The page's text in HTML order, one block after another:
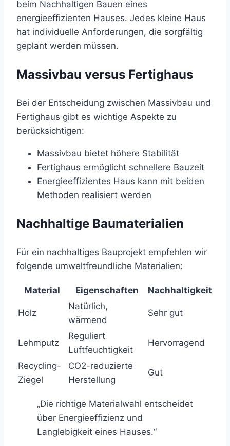
beim Nachhaltigen Bauen eines
energieeffizienten Hauses. Jedes kleine Haus
hat individuelle Anforderungen, die sorgfältig
geplant werden müssen.
Massivbau versus Fertighaus
Bei der Entscheidung zwischen Massivbau und
Fertighaus gibt es wichtige Aspekte zu
berücksichtigen:
Massivbau bietet höhere Stabilität
Fertighaus ermöglicht schnellere Bauzeit
Energieeffizientes Haus kann mit beiden
Methoden realisiert werden
Nachhaltige Baumaterialien
Für ein nachhaltiges Bauprojekt empfehlen wir
folgende umweltfreundliche Materialien:
Material Eigenschaften Nachhaltigkeit
Holz
Natürlich,
wärmend
Sehr gut
Lehmputz
Reguliert
Luftfeuchtigkeit
Hervorragend
Recycling-
Ziegel
CO2-reduzierte
Herstellung
Gut
„Die richtige Materialwahl entscheidet
über Energieeffizienz und
Langlebigkeit eines Hauses.“